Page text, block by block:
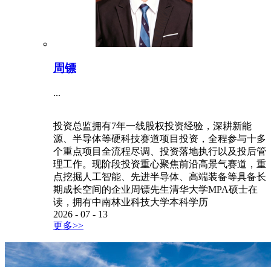
周镖
...
投资总监拥有7年一线股权投资经验，深耕新能
源、半导体等硬科技赛道项目投资，全程参与十多
个重点项目全流程尽调、投资落地执行以及投后管
理工作。现阶段投资重心聚焦前沿高景气赛道，重
点挖掘人工智能、先进半导体、高端装备等具备长
期成长空间的企业周镖先生清华大学MPA硕士在
读，拥有中南林业科技大学本科学历
2026 - 07 - 13
更多>>